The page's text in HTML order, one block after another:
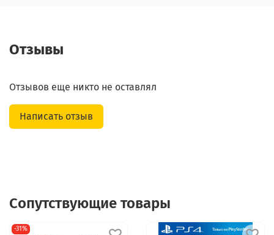
Отзывы
Отзывов еще никто не оставлял
Написать отзыв
Сопутствующие товары
-31%